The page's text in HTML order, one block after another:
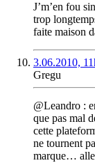
J’m’en fou
trop
faite maison
3.06.2010,
Gregu
@Leandro :
que pas mal
cette
ne tournent
marque…